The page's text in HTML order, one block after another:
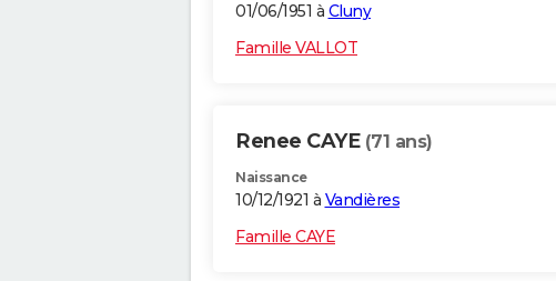
01/06/1951 à Cluny
Famille VALLOT
Renee CAYE (71 ans)
Naissance
10/12/1921 à Vandières
Famille CAYE